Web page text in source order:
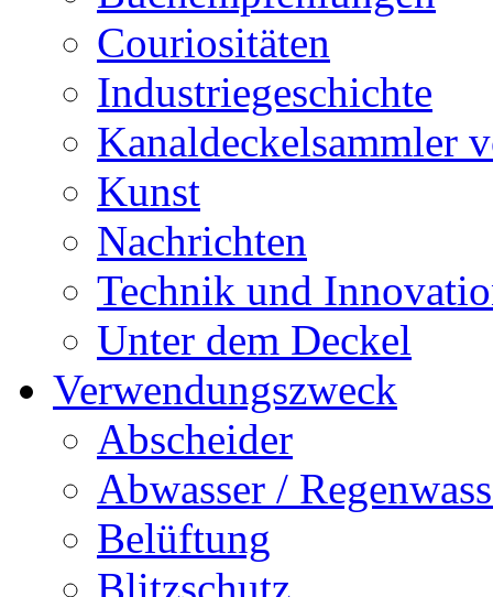
Couriositäten
Industriegeschichte
Kanaldeckelsammler
Kunst
Nachrichten
Technik und
Unter dem Deckel
Verwendungszweck
Abscheider
Abwasser /
Belüftung
Blitzschutz